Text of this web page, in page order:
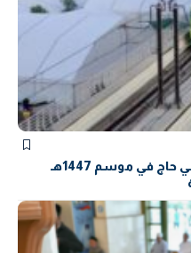
قطار المشاعر ينقل أكثر من مليوني حاج في موسم 1447هـ